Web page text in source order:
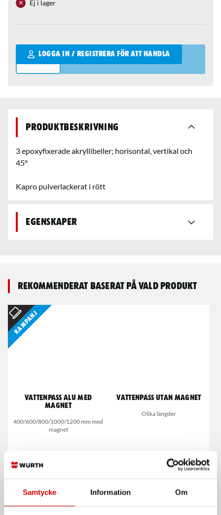
Samtycke Information Om
Ej i lager
LOGGA IN / REGISTRERA FÖR ATT HANDLA
Qantity
Produktbeskrivning
3 epoxyfixerade akryllibeller; horisontal, vertikal och
45°
Kapro pulverlackerat i rött
Egenskaper
Rekommenderat baserat på vald produkt
Kampanj
Vattenpass Alu med
magnet
400/600/800/1000/1200 mm med
magnet
Vattenpass utan magnet
Olika längder